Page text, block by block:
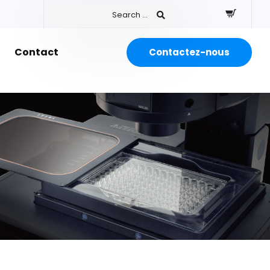
Contact Contactez-nous